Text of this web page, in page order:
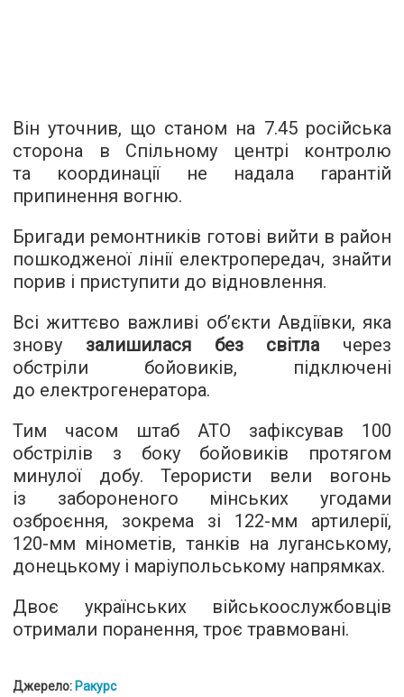
Він уточнив, що станом на 7.45 російська
сторона в Спільному центрі контролю
та координації не надала гарантій
припинення вогню.
Бригади ремонтників готові вийти в район
пошкодженої лінії електропередач, знайти
порив і приступити до відновлення.
Всі життєво важливі об’єкти Авдіївки, яка
знову залишилася без світлачерез
обстріли бойовиків, підключені
до електрогенератора.
Тим часом штаб АТО зафіксував 100
обстрілів з боку бойовиків протягом
минулої добу. Терористи вели вогонь
із забороненого мінських угодами
озброєння, зокрема зі 122-мм артилерії,
120-мм мінометів, танків на луганському,
донецькому і маріупольському напрямках.
Двоє українських військоослужбовців
отримали поранення, троє травмовані.
Джерело: Ракурс